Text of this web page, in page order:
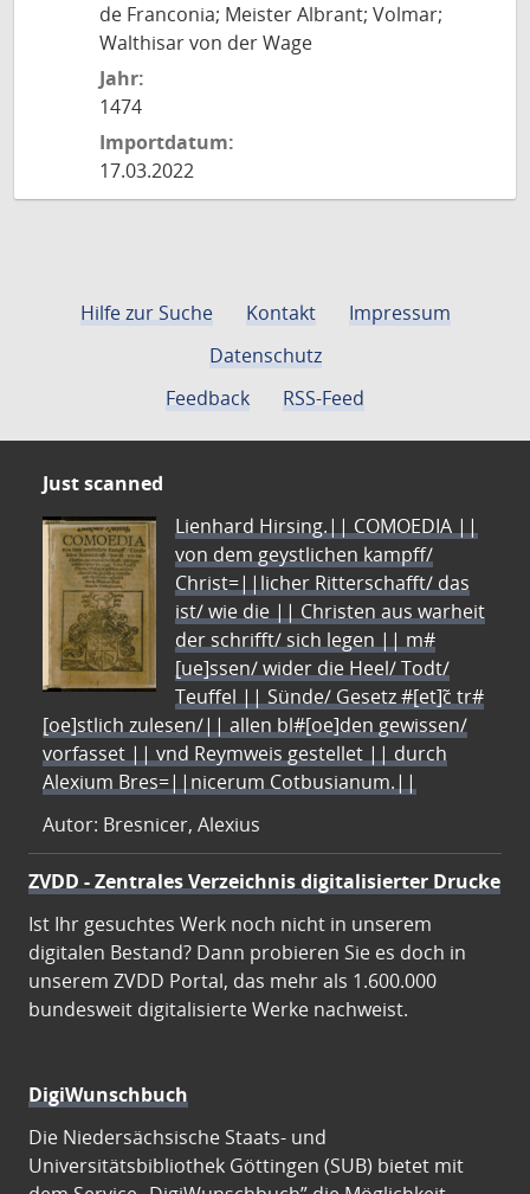
de Franconia; Meister Albrant; Volmar;
Walthisar von der Wage
Jahr:
1474
Importdatum:
17.03.2022
Hilfe zur Suche Kontakt
Impressum
Datenschutz
Feedback
RSS-Feed
Just scanned
Lienhard Hirsing.|| COMOEDIA ||
von dem geystlichen kampff/
Christ=||licher Ritterschafft/ das
ist/ wie die || Christen aus warheit
der schrifft/ sich legen || m#
[ue]ssen/ wider die Heel/ Todt/
Teuffel || Sünde/ Gesetz #[et]c̃ tr#
[oe]stlich zulesen/|| allen bl#[oe]den gewissen/
vorfasset || vnd Reymweis gestellet || durch
Alexium Bres=||nicerum Cotbusianum.||
Autor: Bresnicer, Alexius
ZVDD - Zentrales Verzeichnis digitalisierter Drucke
Ist Ihr gesuchtes Werk noch nicht in unserem
digitalen Bestand? Dann probieren Sie es doch in
unserem ZVDD Portal, das mehr als 1.600.000
bundesweit digitalisierte Werke nachweist.
DigiWunschbuch
Die Niedersächsische Staats- und
Universitätsbibliothek Göttingen (SUB) bietet mit